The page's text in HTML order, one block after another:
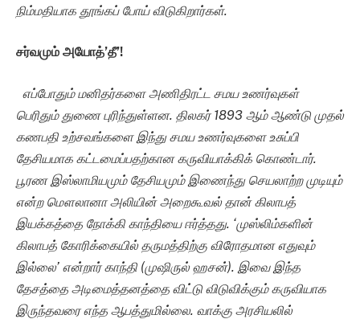
நிம்மதியாக தூங்கப் போய் விடுகிறார்கள்.
சர்வமும் அயோத்’தீ’!
எப்போதும் மனிதர்களை அணிதிரட்ட சமய உணர்வுகள்
பெரிதும் துணை புரிந்துள்ளன. திலகர் 1893 ஆம் ஆண்டு முதல்
கணபதி உற்சவங்களை இந்து சமய உணர்வுகளை உசுப்பி
தேசியமாக கட்டமைப்பதற்கான கருவியாக்கிக் கொண்டார்.
பூரண இஸ்லாமியமும் தேசியமும் இணைந்து செயலாற்ற முடியும்
என்ற மௌலானா அலியின் அறைகூவல் தான் கிலாபத்
இயக்கத்தை நோக்கி காந்தியை ஈர்த்தது. ‘முஸ்லிம்களின்
கிலாபத் கோரிக்கையில் தருமத்திற்கு விரோதமான எதுவும்
இல்லை’ என்றார் காந்தி (முஷிருல் ஹசன்). இவை இந்த
தேசத்தை அடிமைத்தனத்தை விட்டு விடுவிக்கும் கருவியாக
இருந்தவரை எந்த ஆபத்துமில்லை. வாக்கு அரசியலில்